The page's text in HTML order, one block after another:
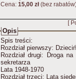
Cena: 15,00 zł(bez
[
Opis
Spis treści:
Rozdział pierwszy:
Rozdział drugi: Droga
sekretarza
Lata 1948-1970
Rozdział trzeci: Lata